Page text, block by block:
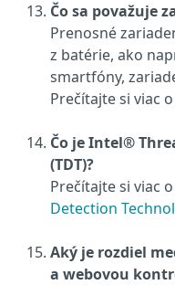
Čo sa považuje
Prenosné
z batérie, ako
smartfóny,
Prečítajte si viac o
Čo je Intel®
(TDT)?
Prečítajte si viac
Detection
Aký je rozdiel
a webovou